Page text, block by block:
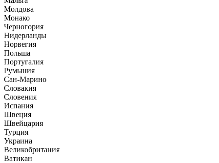
Молдова
Монако
Черногория
Нидерланды
Норвегия
Польша
Португалия
Румыния
Сан-Марино
Словакия
Словения
Испания
Швеция
Швейцария
Турция
Украина
Великобритания
Ватикан